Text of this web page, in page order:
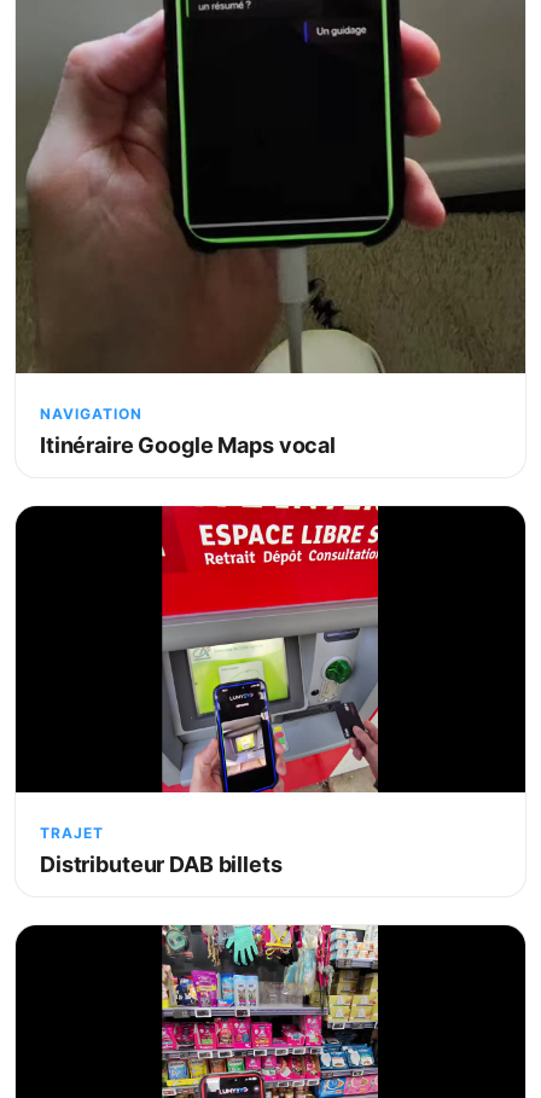
NAVIGATION
Itinéraire Google Maps vocal
TRAJET
Distributeur DAB billets